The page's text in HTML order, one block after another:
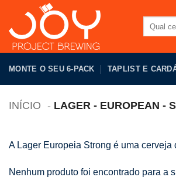
conteúdo
por:
MONTE O SEU 6-PACK TAPLIST E
INÍCIO LAGER - EUROPEAN -
A Lager Europeia Strong é uma
Nenhum produto foi encontrado para a